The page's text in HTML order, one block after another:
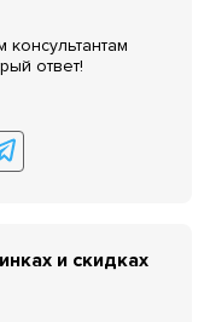
ответ!
и скидках